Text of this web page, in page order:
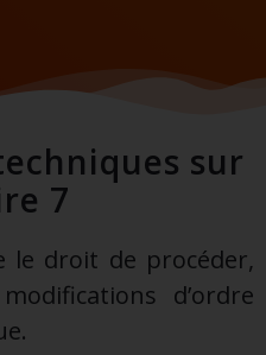
sur
7
le droit de procéder,
d’ordre